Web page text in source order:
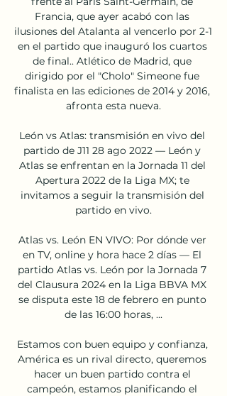
Francia, que ayer acabó con las
ilusiones del Atalanta al vencerlo por 2-1
en el partido que inauguró los cuartos
de final.. Atlético de Madrid, que
dirigido por el "Cholo" Simeone fue
finalista en las ediciones de 2014 y 2016,
afronta esta nueva.
León vs Atlas: transmisión en vivo del
partido de J11 28 ago 2022 — León y
Atlas se enfrentan en la Jornada 11 del
Apertura 2022 de la Liga MX; te
invitamos a seguir la transmisión del
partido en vivo.
Atlas vs. León EN VIVO: Por dónde ver
en TV, online y hora hace 2 días — El
partido Atlas vs. León por la Jornada 7
del Clausura 2024 en la Liga BBVA MX
se disputa este 18 de febrero en punto
de las 16:00 horas, ...
Estamos con buen equipo y confianza,
América es un rival directo, queremos
hacer un buen partido contra el
campeón, estamos planificando el